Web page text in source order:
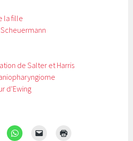
la fille
de Salter et Harris
d’Ewing